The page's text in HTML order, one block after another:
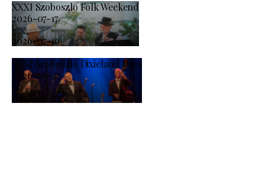
XXXI Szoboszlo Folk Weekend
2026-07-17
-
2026-07-19
XXXI Szoboszló Dixieland Days
2026-08-21
-
2026-08-23